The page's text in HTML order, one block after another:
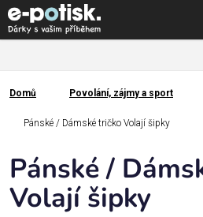
Přejít
na
obsah
Kategorie
Dárek
pro
Domů
Domů Povolání, zájmy a sport
Pánské / Dámské tričko Volají šipky
Pánské /
Volají šipky